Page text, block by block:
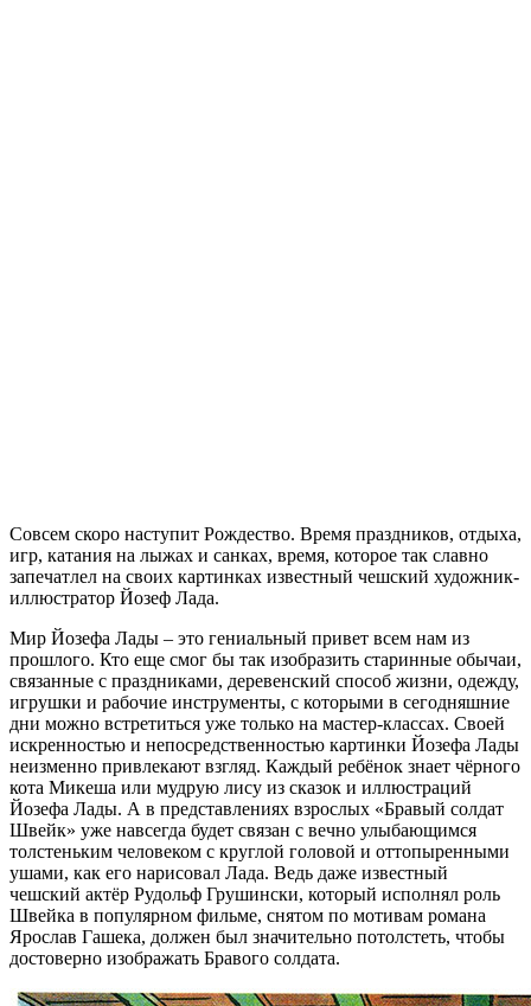
Совсем скоро наступит Рождество. Время праздников, отдыха,
игр, катания на лыжах и санках, время, которое так славно
запечатлел на своих картинках известный чешский художник-
иллюстратор Йозеф Лада.
Мир Йозефа Лады – это гениальный привет всем нам из
прошлого. Кто еще смог бы так изобразить старинные обычаи,
связанные с праздниками, деревенский способ жизни, одежду,
игрушки и рабочие инструменты, с которыми в сегодняшние
дни можно встретиться уже только на мастер-классах. Своей
искренностью и непосредственностью картинки Йозефа Лады
неизменно привлекают взгляд. Каждый ребёнок знает чёрного
кота Микеша или мудрую лису из сказок и иллюстраций
Йозефа Лады. А в представлениях взрослых «Бравый солдат
Швейк» уже навсегда будет связан с вечно улыбающимся
толстеньким человеком с круглой головой и оттопыренными
ушами, как его нарисовал Лада. Ведь даже известный
чешский актёр Рудольф Грушински, который исполнял роль
Швейка в популярном фильме, снятом по мотивам романа
Ярослав Гашека, должен был значительно потолстеть, чтобы
достоверно изображать Бравого солдата.